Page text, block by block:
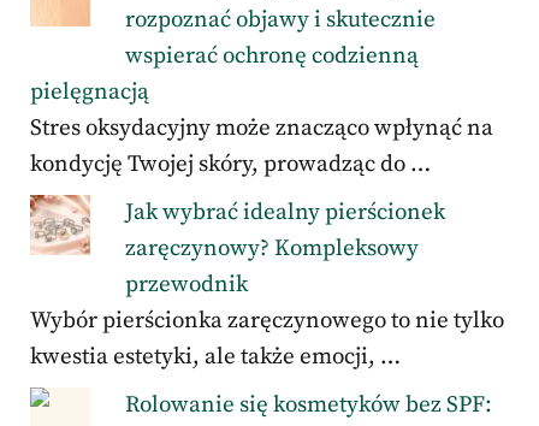
rozpoznać objawy i skutecznie
wspierać ochronę codzienną
pielęgnacją
Stres oksydacyjny może znacząco wpłynąć na
kondycję Twojej skóry, prowadząc do …
Jak wybrać idealny pierścionek
zaręczynowy? Kompleksowy
przewodnik
Wybór pierścionka zaręczynowego to nie tylko
kwestia estetyki, ale także emocji, …
Rolowanie się kosmetyków bez SPF: